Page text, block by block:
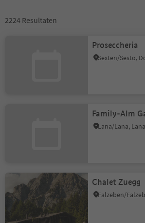
2224 Resultaten
Proseccheria
Family-Alm
Chalet Zuegg